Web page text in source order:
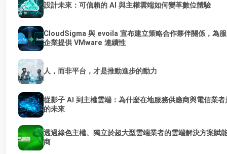
設計未來：可信賴的 AI 與主權雲端如何變革數位體驗
CloudSigma 與 evoila 宣布建立策略合作夥伴關係，為
企業提供 VMware 連續性
人，而非平台，才是推動進步的動力
從影子 AI 到主權雲端：為什麼在地服務供應商與電信業
的未來
透過綠色主權、獨立於超大型雲端業者的雲端解決方案賦
商